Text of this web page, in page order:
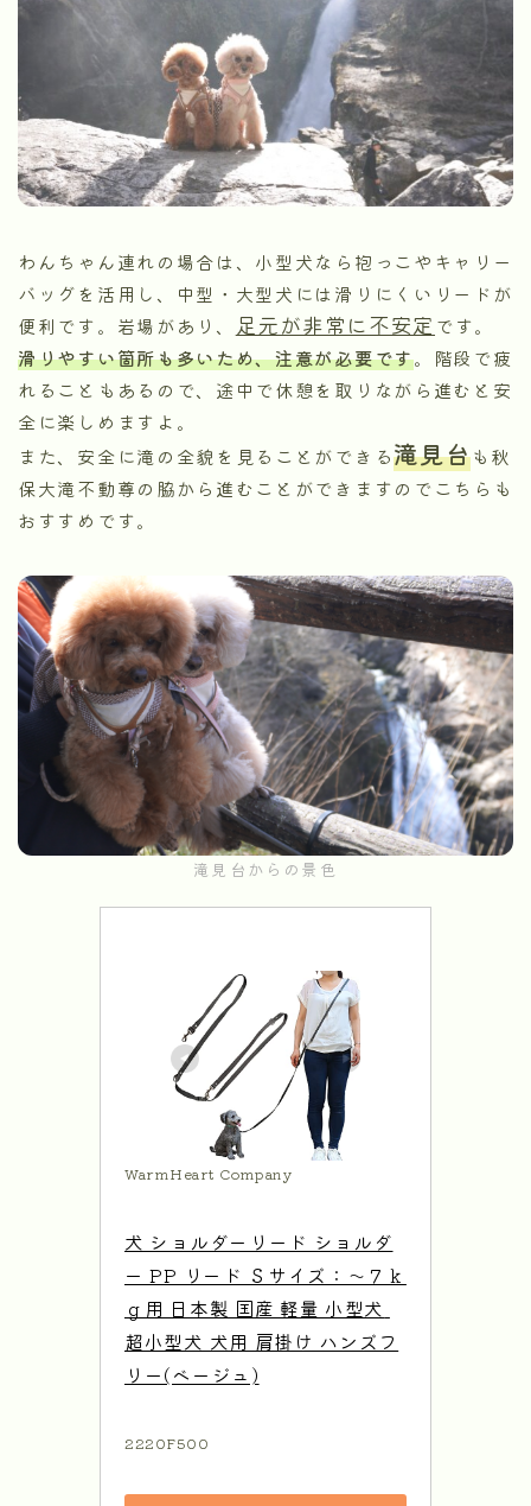
わんちゃん連れの場合は、小型犬なら抱っこやキャリー
バッグを活用し、中型・大型犬には滑りにくいリードが
便利です。岩場があり、 足元が非常に不安定 です。
滑りやすい箇所も多いため、注意が必要です。階段で疲
れることもあるので、途中で休憩を取りながら進むと安
全に楽しめますよ。
また、安全に滝の全貌を見ることができる滝見台も秋
保大滝不動尊の脇から進むことができますのでこちらも
おすすめです。
滝見台からの景色
WarmHeart Company
犬 ショルダーリード ショルダ
ー PP リード Ｓサイズ：～７ｋ
ｇ用 日本製 国産 軽量 小型犬
超小型犬 犬用 肩掛け ハンズフ
リー(ベージュ)
2220F500